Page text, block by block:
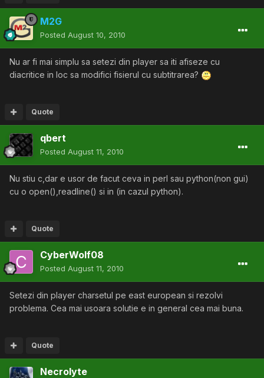
M2G
Posted August 10, 2010
Nu ar fi mai simplu sa setezi din player sa iti afiseze cu
diacritice in loc sa modifici fisierul cu subtitrarea?
Quote
qbert
Posted August 11, 2010
Nu stiu c,dar e usor de facut ceva in perl sau python(non gui)
cu o open(),readline() si in (in cazul python).
Quote
CyberWolf08
Posted August 11, 2010
Setezi din player charsetul pe east european si rezolvi
problema. Cea mai usoara solutie e in general cea mai buna.
Quote
Necrolyte